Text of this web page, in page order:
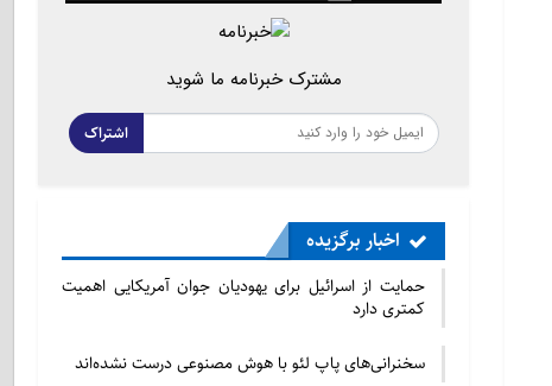
مشترک خبرنامه ما شوید
اشتراک
اخبار برگزیده
حمایت از اسرائیل برای یهودیان جوان آمریکایی اهمیت
کمتری دارد
سخنرانی‌های پاپ لئو با هوش مصنوعی درست نشده‌اند